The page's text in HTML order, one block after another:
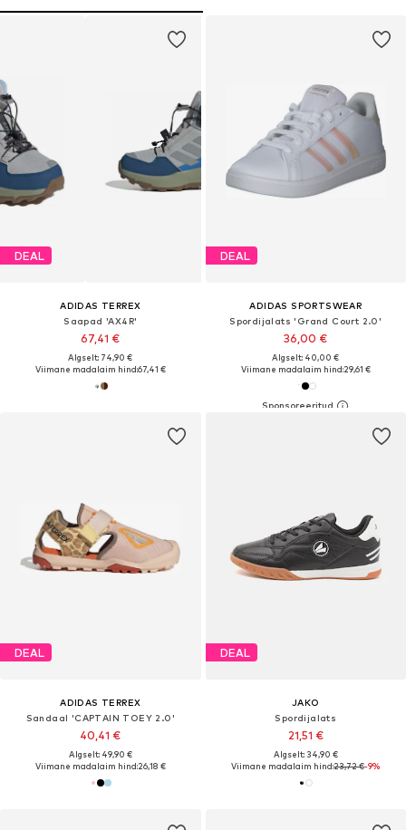
DEAL
ADIDAS TERREX
Saapad 'AX4R'
67,41 €
Algselt: 74,90 €
Viimane madalaim hind:67,41 €
DEAL
ADIDAS SPORTSWEAR
Spordijalats 'Grand Court 2.0'
36,00 €
Algselt: 40,00 €
Viimane madalaim hind:29,61 €
DEAL
ADIDAS TERREX
Sandaal 'CAPTAIN TOEY 2.0'
40,41 €
Algselt: 49,90 €
Viimane madalaim hind:26,18 €
DEAL
JAKO
Spordijalats
21,51 €
Algselt: 34,90 €
Viimane madalaim hind:23,72 €-9%